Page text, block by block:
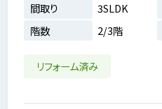
間取り
3SLDK
階数
2/3階
リフォーム済み